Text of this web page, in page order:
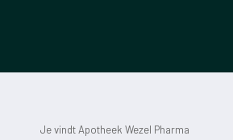
Je vindt Apotheek Wezel Pharma